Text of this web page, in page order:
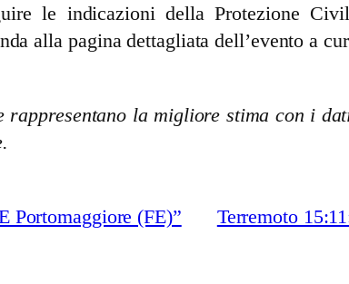
le indicazioni della Protezione
alla pagina dettagliata dell’evento a
la migliore stima con i
Portomaggiore (FE)” Terremoto